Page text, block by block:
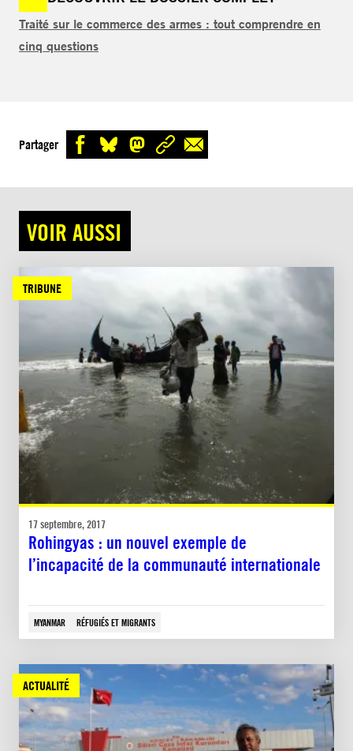
Traité sur le commerce des armes : tout comprendre en
cinq questions
Partager
VOIR AUSSI
TRIBUNE
17 septembre, 2017
Rohingyas : un nouvel exemple de
l’incapacité de la communauté internationale
MYANMAR RÉFUGIÉS ET MIGRANTS
ACTUALITÉ